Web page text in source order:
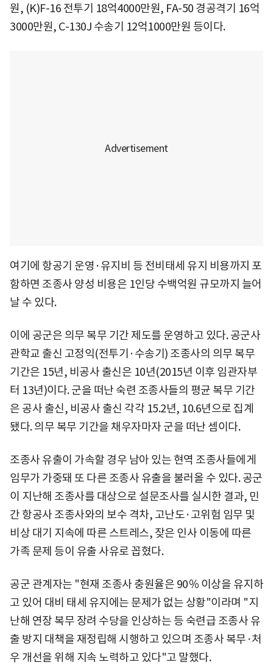
원, (K)F-16 전투기 18억4000만원, FA-50 경공격기 16억
3000만원, C-130J 수송기 12억1000만원 등이다.
여기에 항공기 운영·유지비 등 전비태세 유지 비용까지 포
함하면 조종사 양성 비용은 1인당 수백억원 규모까지 늘어
날 수 있다.
이에 공군은 의무 복무 기간 제도를 운영하고 있다. 공군사
관학교 출신 고정익(전투기·수송기) 조종사의 의무 복무
기간은 15년, 비공사 출신은 10년(2015년 이후 임관자부
터 13년)이다. 군을 떠난 숙련 조종사들의 평균 복무 기간
은 공사 출신, 비공사 출신 각각 15.2년, 10.6년으로 집계
됐다. 의무 복무 기간을 채우자마자 군을 떠난 셈이다.
조종사 유출이 가속할 경우 남아 있는 현역 조종사들에게
임무가 가중돼 또 다른 조종사 유출을 불러올 수 있다. 공군
이 지난해 조종사를 대상으로 설문조사를 실시한 결과, 민
간 항공사 조종사와의 보수 격차, 고난도·고위험 임무 및
비상 대기 지속에 따른 스트레스, 잦은 인사 이동에 따른
가족 문제 등이 유출 사유로 꼽혔다.
공군 관계자는 "현재 조종사 충원율은 90％ 이상을 유지하
고 있어 대비 태세 유지에는 문제가 없는 상황"이라며 "지
난해 연장 복무 장려 수당을 인상하는 등 숙련급 조종사 유
출 방지 대책을 재정립해 시행하고 있으며 조종사 복무·처
우 개선을 위해 지속 노력하고 있다"고 말했다.